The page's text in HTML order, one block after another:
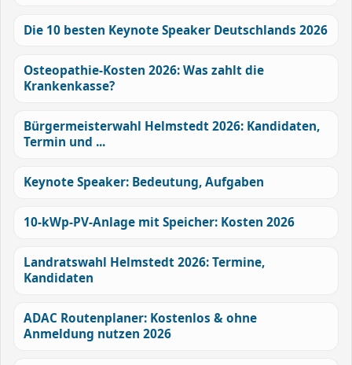
Die 10 besten Keynote Speaker Deutschlands 2026
Osteopathie-Kosten 2026: Was zahlt die
Krankenkasse?
Bürgermeisterwahl Helmstedt 2026: Kandidaten,
Termin und ...
Keynote Speaker: Bedeutung, Aufgaben
10-kWp-PV-Anlage mit Speicher: Kosten 2026
Landratswahl Helmstedt 2026: Termine,
Kandidaten
ADAC Routenplaner: Kostenlos & ohne
Anmeldung nutzen 2026